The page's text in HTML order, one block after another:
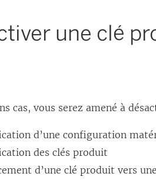
une clé
cas, vous serez amené à
d’une configuration
des clés produit
d’une clé produit vers